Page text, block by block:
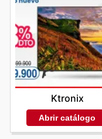
Ktronix
Abrir catálogo